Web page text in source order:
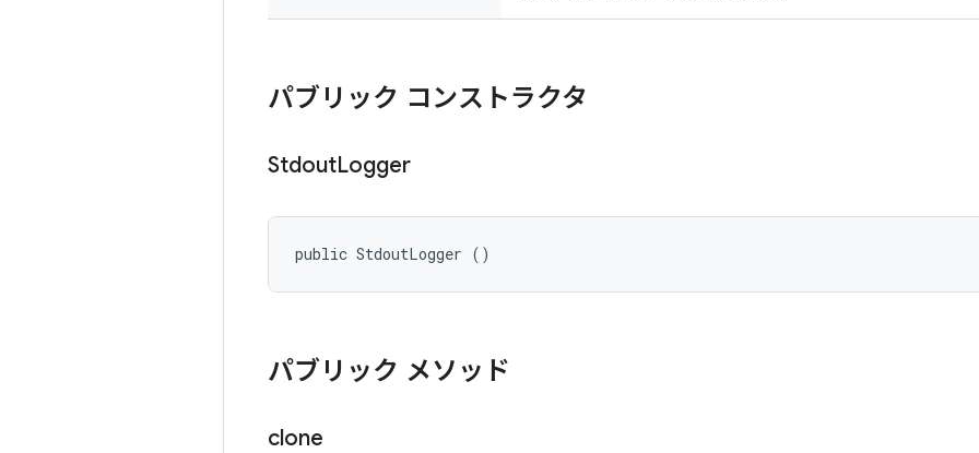
パブリック コンストラクタ
StdoutLogger
public StdoutLogger ()
パブリック メソッド
clone